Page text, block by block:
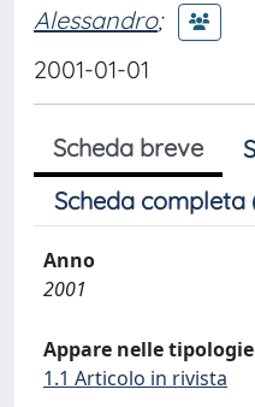
Alessandro;
2001-01-01
Scheda breve
Scheda completa
Anno
2001
Appare nelle
1.1 Articolo in rivista